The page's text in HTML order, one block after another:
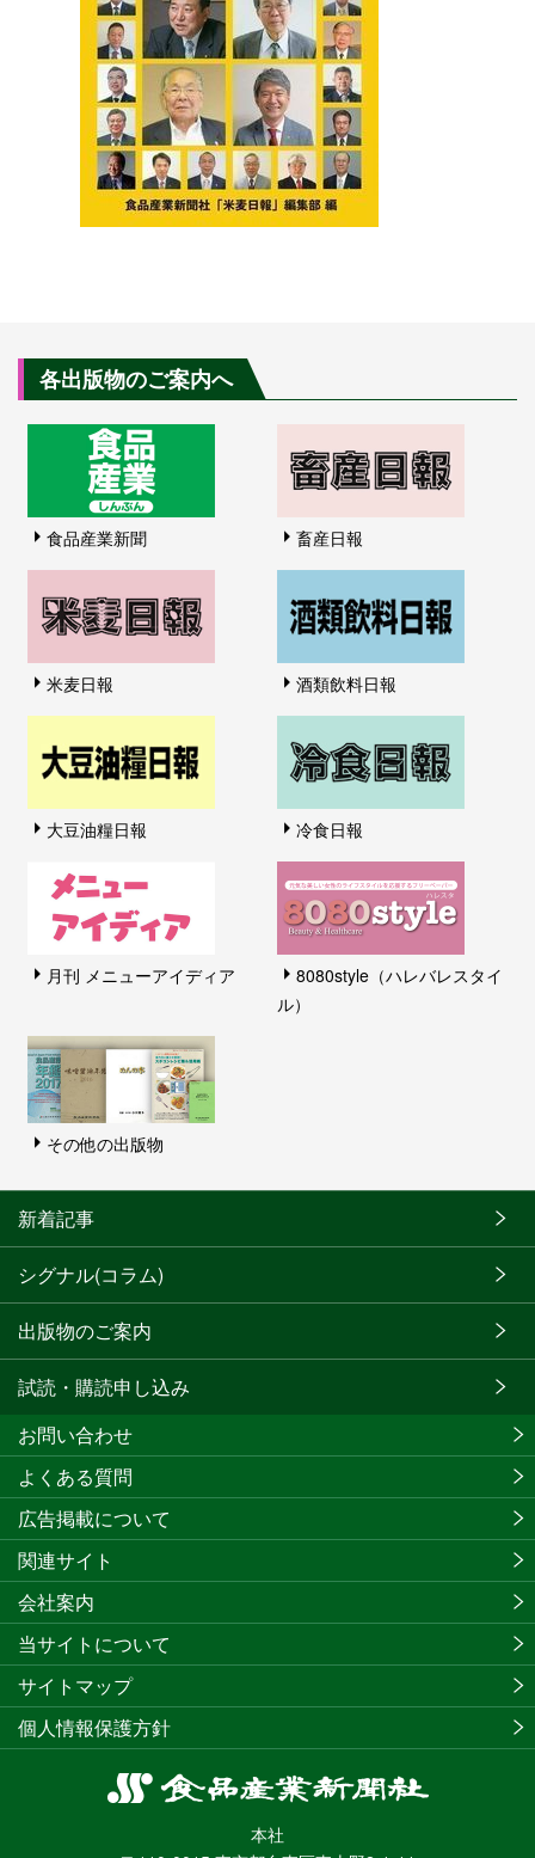
各出版物のご案内へ
食品産業新聞 畜産日報
米麦日報 酒類飲料日報
大豆油糧日報 冷食日報
月刊 メニューアイディア
8080style（ハレバレスタイ
ル）
その他の出版物
新着記事
シグナル(コラム)
出版物のご案内
試読・購読申し込み
食
産
本社
お問い合わせ
よくある質問
広告掲載について
関連サイト
会社案内
当サイトについて
サイトマップ
個人情報保護方針